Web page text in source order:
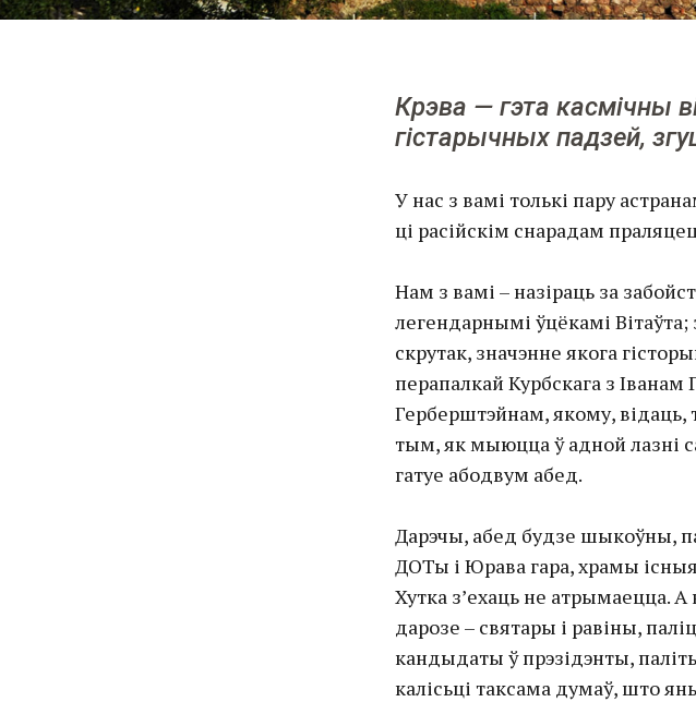
Крэва — гэта касмічны
гістарычных падзей,
У нас з вамі толькі пару
ці расійскім снарадам
Нам з вамі – назіраць за
легендарнымі ўцёкамі
скрутак, значэнне якога
перапалкай Курбскага з
Герберштэйнам, якому, відаць,
тым, як мыюцца ў адной лазні
гатуе абодвум абед.
Дарэчы, абед будзе шыкоўны,
ДОТы і Юрава гара, храмы
Хутка з’ехаць не атрымаецца.
дарозе – святары і равіны,
кандыдаты ў прэзідэнты,
калісьці таксама думаў, што